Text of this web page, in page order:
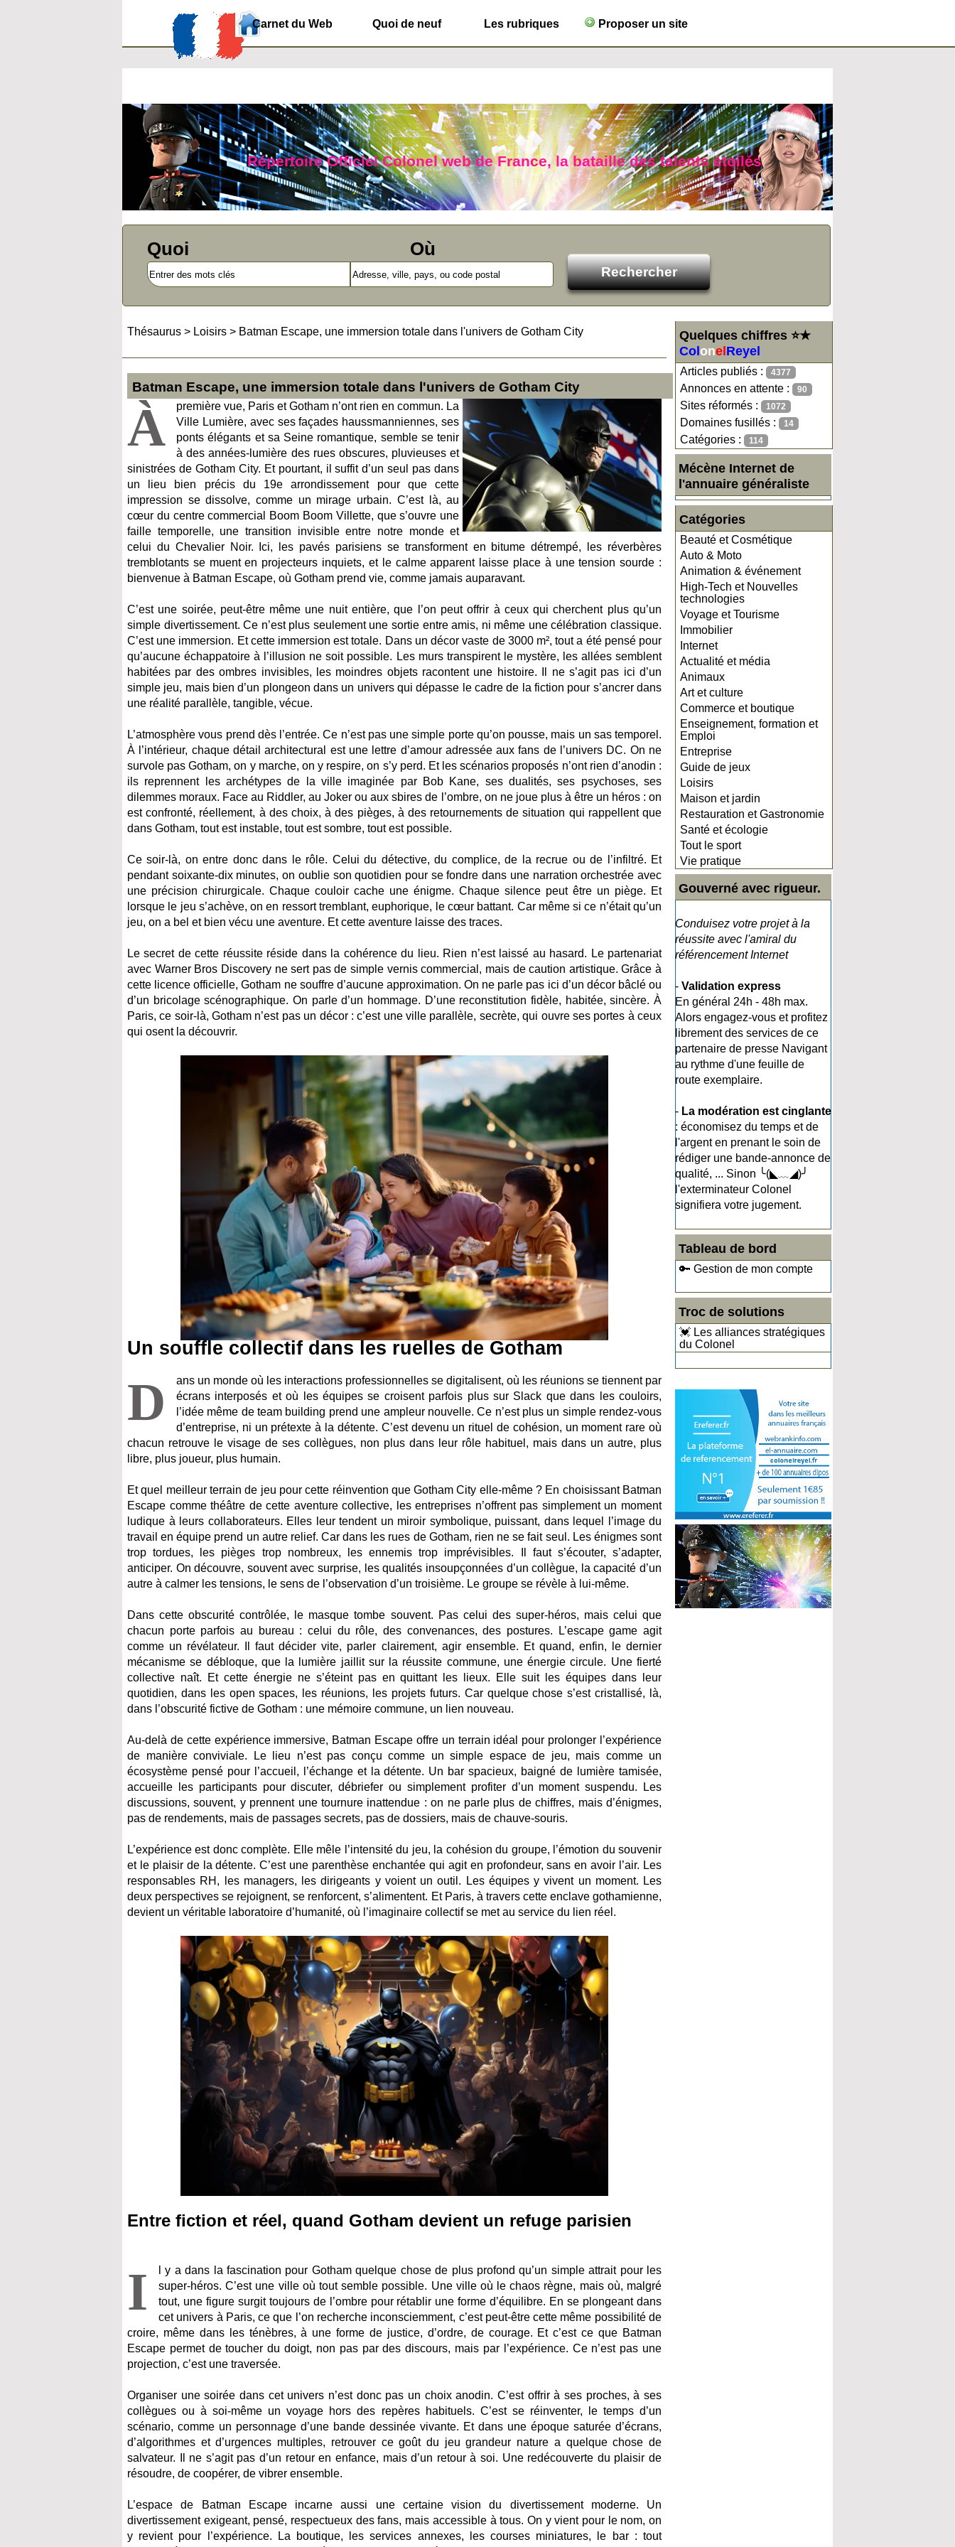
Carnet du Web Quoi de neuf Les rubriques Proposer un site
Répertoire Officiel Colonel web de France, la bataille des talents étoilés
Quoi Où
Quelques chiffres ⭐★
Col onel Reyel
Articles publiés : 4377
Annonces en attente : 90
Sites réformés : 1072
Domaines fusillés : 14
Catégories : 114
Mécène Internet de
l'annuaire généraliste
Catégories
Beauté et Cosmétique
Auto & Moto
Animation & événement
High-Tech et Nouvelles
technologies
Voyage et Tourisme
Immobilier
Internet
Actualité et média
Animaux
Art et culture
Commerce et boutique
Enseignement, formation et
Emploi
Entreprise
Guide de jeux
Loisirs
Maison et jardin
Restauration et Gastronomie
Santé et écologie
Tout le sport
Vie pratique
Gouverné avec rigueur.
Conduisez votre projet à la
réussite avec l'amiral du
référencement Internet
- Validation express
En général 24h - 48h max.
Alors engagez-vous et profitez
librement des services de ce
partenaire de presse Navigant
au rythme d'une feuille de
route exemplaire.
- La modération est cinglante
: économisez du temps et de
l'argent en prenant le soin de
rédiger une bande-annonce de
qualité, ... Sinon ╰(◣﹏◢)╯
l'exterminateur Colonel
signifiera votre jugement.
Tableau de bord
🔑 Gestion de mon compte
Troc de solutions
💓 Les alliances stratégiques
du Colonel
Thésaurus > Loisirs > Batman Escape, une immersion totale dans l'univers de Gotham City
Batman Escape, une immersion totale dans l'univers de Gotham City
À
première vue, Paris et Gotham n’ont rien en commun. La
Ville Lumière, avec ses façades haussmanniennes, ses
ponts élégants et sa Seine romantique, semble se tenir
à des années-lumière des rues obscures, pluvieuses et
sinistrées de Gotham City. Et pourtant, il suffit d’un seul pas dans
un lieu bien précis du 19e arrondissement pour que cette
impression se dissolve, comme un mirage urbain. C’est là, au
cœur du centre commercial Boom Boom Villette, que s’ouvre une
faille temporelle, une transition invisible entre notre monde et
celui du Chevalier Noir. Ici, les pavés parisiens se transforment en bitume détrempé, les réverbères
tremblotants se muent en projecteurs inquiets, et le calme apparent laisse place à une tension sourde :
bienvenue à Batman Escape, où Gotham prend vie, comme jamais auparavant.
C’est une soirée, peut-être même une nuit entière, que l’on peut offrir à ceux qui cherchent plus qu’un
simple divertissement. Ce n’est plus seulement une sortie entre amis, ni même une célébration classique.
C’est une immersion. Et cette immersion est totale. Dans un décor vaste de 3000 m², tout a été pensé pour
qu’aucune échappatoire à l’illusion ne soit possible. Les murs transpirent le mystère, les allées semblent
habitées par des ombres invisibles, les moindres objets racontent une histoire. Il ne s’agit pas ici d’un
simple jeu, mais bien d’un plongeon dans un univers qui dépasse le cadre de la fiction pour s’ancrer dans
une réalité parallèle, tangible, vécue.
L’atmosphère vous prend dès l’entrée. Ce n’est pas une simple porte qu’on pousse, mais un sas temporel.
À l’intérieur, chaque détail architectural est une lettre d’amour adressée aux fans de l’univers DC. On ne
survole pas Gotham, on y marche, on y respire, on s’y perd. Et les scénarios proposés n’ont rien d’anodin :
ils reprennent les archétypes de la ville imaginée par Bob Kane, ses dualités, ses psychoses, ses
dilemmes moraux. Face au Riddler, au Joker ou aux sbires de l’ombre, on ne joue plus à être un héros : on
est confronté, réellement, à des choix, à des pièges, à des retournements de situation qui rappellent que
dans Gotham, tout est instable, tout est sombre, tout est possible.
Ce soir-là, on entre donc dans le rôle. Celui du détective, du complice, de la recrue ou de l’infiltré. Et
pendant soixante-dix minutes, on oublie son quotidien pour se fondre dans une narration orchestrée avec
une précision chirurgicale. Chaque couloir cache une énigme. Chaque silence peut être un piège. Et
lorsque le jeu s’achève, on en ressort tremblant, euphorique, le cœur battant. Car même si ce n’était qu’un
jeu, on a bel et bien vécu une aventure. Et cette aventure laisse des traces.
Le secret de cette réussite réside dans la cohérence du lieu. Rien n’est laissé au hasard. Le partenariat
avec Warner Bros Discovery ne sert pas de simple vernis commercial, mais de caution artistique. Grâce à
cette licence officielle, Gotham ne souffre d’aucune approximation. On ne parle pas ici d’un décor bâclé ou
d’un bricolage scénographique. On parle d’un hommage. D’une reconstitution fidèle, habitée, sincère. À
Paris, ce soir-là, Gotham n’est pas un décor : c’est une ville parallèle, secrète, qui ouvre ses portes à ceux
qui osent la découvrir.
Un souffle collectif dans les ruelles de Gotham
D
ans un monde où les interactions professionnelles se digitalisent, où les réunions se tiennent par
écrans interposés et où les équipes se croisent parfois plus sur Slack que dans les couloirs,
l’idée même de team building prend une ampleur nouvelle. Ce n’est plus un simple rendez-vous
d’entreprise, ni un prétexte à la détente. C’est devenu un rituel de cohésion, un moment rare où
chacun retrouve le visage de ses collègues, non plus dans leur rôle habituel, mais dans un autre, plus
libre, plus joueur, plus humain.
Et quel meilleur terrain de jeu pour cette réinvention que Gotham City elle-même ? En choisissant Batman
Escape comme théâtre de cette aventure collective, les entreprises n’offrent pas simplement un moment
ludique à leurs collaborateurs. Elles leur tendent un miroir symbolique, puissant, dans lequel l’image du
travail en équipe prend un autre relief. Car dans les rues de Gotham, rien ne se fait seul. Les énigmes sont
trop tordues, les pièges trop nombreux, les ennemis trop imprévisibles. Il faut s’écouter, s’adapter,
anticiper. On découvre, souvent avec surprise, les qualités insoupçonnées d’un collègue, la capacité d’un
autre à calmer les tensions, le sens de l’observation d’un troisième. Le groupe se révèle à lui-même.
Dans cette obscurité contrôlée, le masque tombe souvent. Pas celui des super-héros, mais celui que
chacun porte parfois au bureau : celui du rôle, des convenances, des postures. L’escape game agit
comme un révélateur. Il faut décider vite, parler clairement, agir ensemble. Et quand, enfin, le dernier
mécanisme se débloque, que la lumière jaillit sur la réussite commune, une énergie circule. Une fierté
collective naît. Et cette énergie ne s’éteint pas en quittant les lieux. Elle suit les équipes dans leur
quotidien, dans les open spaces, les réunions, les projets futurs. Car quelque chose s’est cristallisé, là,
dans l’obscurité fictive de Gotham : une mémoire commune, un lien nouveau.
Au-delà de cette expérience immersive, Batman Escape offre un terrain idéal pour prolonger l’expérience
de manière conviviale. Le lieu n’est pas conçu comme un simple espace de jeu, mais comme un
écosystème pensé pour l’accueil, l’échange et la détente. Un bar spacieux, baigné de lumière tamisée,
accueille les participants pour discuter, débriefer ou simplement profiter d’un moment suspendu. Les
discussions, souvent, y prennent une tournure inattendue : on ne parle plus de chiffres, mais d’énigmes,
pas de rendements, mais de passages secrets, pas de dossiers, mais de chauve-souris.
L’expérience est donc complète. Elle mêle l’intensité du jeu, la cohésion du groupe, l’émotion du souvenir
et le plaisir de la détente. C’est une parenthèse enchantée qui agit en profondeur, sans en avoir l’air. Les
responsables RH, les managers, les dirigeants y voient un outil. Les équipes y vivent un moment. Les
deux perspectives se rejoignent, se renforcent, s’alimentent. Et Paris, à travers cette enclave gothamienne,
devient un véritable laboratoire d’humanité, où l’imaginaire collectif se met au service du lien réel.
Entre fiction et réel, quand Gotham devient un refuge parisien
I
l y a dans la fascination pour Gotham quelque chose de plus profond qu’un simple attrait pour les
super-héros. C’est une ville où tout semble possible. Une ville où le chaos règne, mais où, malgré
tout, une figure surgit toujours de l’ombre pour rétablir une forme d’équilibre. En se plongeant dans
cet univers à Paris, ce que l’on recherche inconsciemment, c’est peut-être cette même possibilité de
croire, même dans les ténèbres, à une forme de justice, d’ordre, de courage. Et c’est ce que Batman
Escape permet de toucher du doigt, non pas par des discours, mais par l’expérience. Ce n’est pas une
projection, c’est une traversée.
Organiser une soirée dans cet univers n’est donc pas un choix anodin. C’est offrir à ses proches, à ses
collègues ou à soi-même un voyage hors des repères habituels. C’est se réinventer, le temps d’un
scénario, comme un personnage d’une bande dessinée vivante. Et dans une époque saturée d’écrans,
d’algorithmes et d’urgences multiples, retrouver ce goût du jeu grandeur nature a quelque chose de
salvateur. Il ne s’agit pas d’un retour en enfance, mais d’un retour à soi. Une redécouverte du plaisir de
résoudre, de coopérer, de vibrer ensemble.
L’espace de Batman Escape incarne aussi une certaine vision du divertissement moderne. Un
divertissement exigeant, pensé, respectueux des fans, mais accessible à tous. On y vient pour le nom, on
y revient pour l’expérience. La boutique, les services annexes, les courses miniatures, le bar : tout